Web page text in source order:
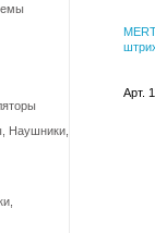
Арт.
Наушники,